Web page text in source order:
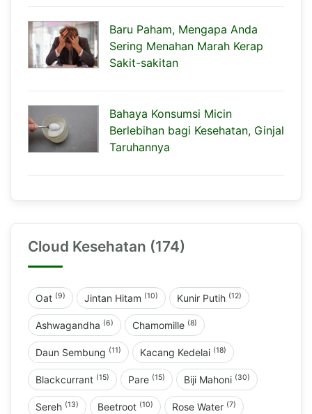
Baru Paham, Mengapa Anda
Sering Menahan Marah Kerap
Sakit-sakitan
Bahaya Konsumsi Micin
Berlebihan bagi Kesehatan, Ginjal
Taruhannya
Cloud Kesehatan (174)
Oat (9) Jintan Hitam (10) Kunir Putih (12)
Ashwagandha (6) Chamomille (8)
Daun Sembung (11) Kacang Kedelai (18)
Blackcurrant (15) Pare (15) Biji Mahoni (30)
Sereh (13) Beetroot (10) Rose Water (7)